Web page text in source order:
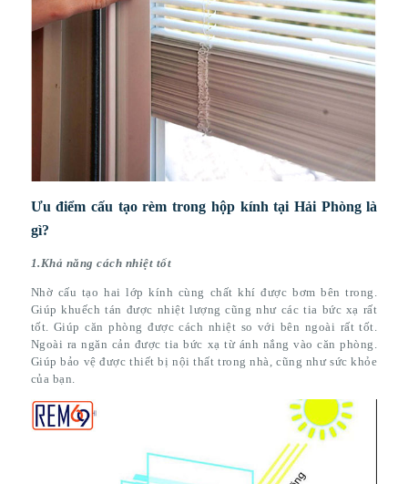
Ưu điểm cấu tạo rèm trong hộp kính tại Hải Phòng là
gì?
1.Khả năng cách nhiệt tốt
Nhờ cấu tạo hai lớp kính cùng chất khí được bơm bên trong.
Giúp khuếch tán được nhiệt lượng cũng như các tia bức xạ rất
tốt. Giúp căn phòng được cách nhiệt so với bên ngoài rất tốt.
Ngoài ra ngăn cản được tia bức xạ từ ánh nắng vào căn phòng.
Giúp bảo vệ được thiết bị nội thất trong nhà, cũng như sức khỏe
của bạn.